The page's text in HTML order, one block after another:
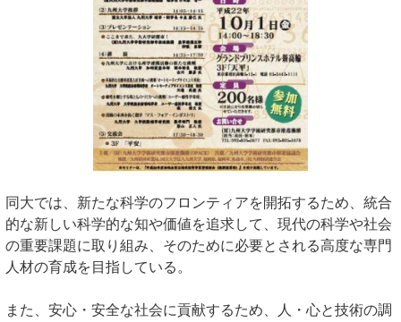
同大では、新たな科学のフロンティアを開拓するため、統合
的な新しい科学的な知や価値を追求して、現代の科学や社会
の重要課題に取り組み、そのために必要とされる高度な専門
人材の育成を目指している。
また、安心・安全な社会に貢献するため、人・心と技術の調